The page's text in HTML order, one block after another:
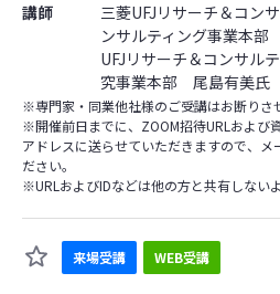
講師
三菱UFJリサーチ＆コン
ンサルティング事業本
UFJリサーチ＆コンサル
究事業本部 尾島有美氏
※専門家・同業他社様のご受講はお断りさ
※開催前日までに、ZOOM招待URLおよび
アドレスに送らせていただきますので、メ
ださい。
※URLおよびIDなどは他の方と共有しない
来場受講 WEB受講